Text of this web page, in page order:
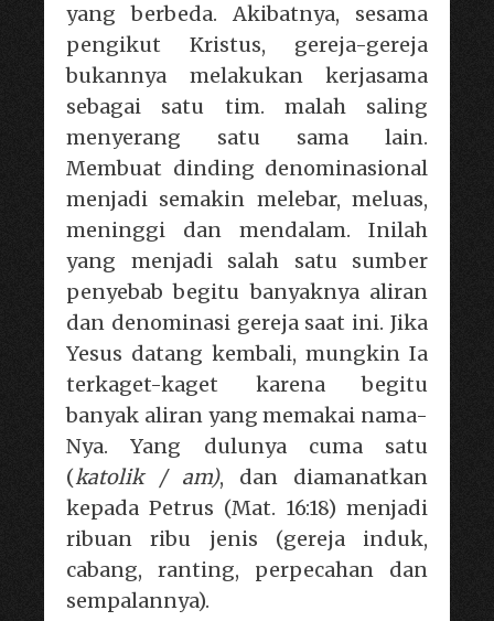
yang berbeda. Akibatnya, sesama
pengikut Kristus, gereja-gereja
bukannya melakukan kerjasama
sebagai satu tim. malah saling
menyerang satu sama lain.
Membuat dinding denominasional
menjadi semakin melebar, meluas,
meninggi dan mendalam. Inilah
yang menjadi salah satu sumber
penyebab begitu banyaknya aliran
dan denominasi gereja saat ini. Jika
Yesus datang kembali, mungkin Ia
terkaget-kaget karena begitu
banyak aliran yang memakai nama-
Nya. Yang dulunya cuma satu
(katolik / am), dan diamanatkan
kepada Petrus (Mat. 16:18) menjadi
ribuan ribu jenis (gereja induk,
cabang, ranting, perpecahan dan
sempalannya).